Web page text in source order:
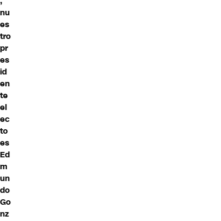
nu
es
tro
pr
es
id
en
te
el
ec
to
es
Ed
m
un
do
Go
nz